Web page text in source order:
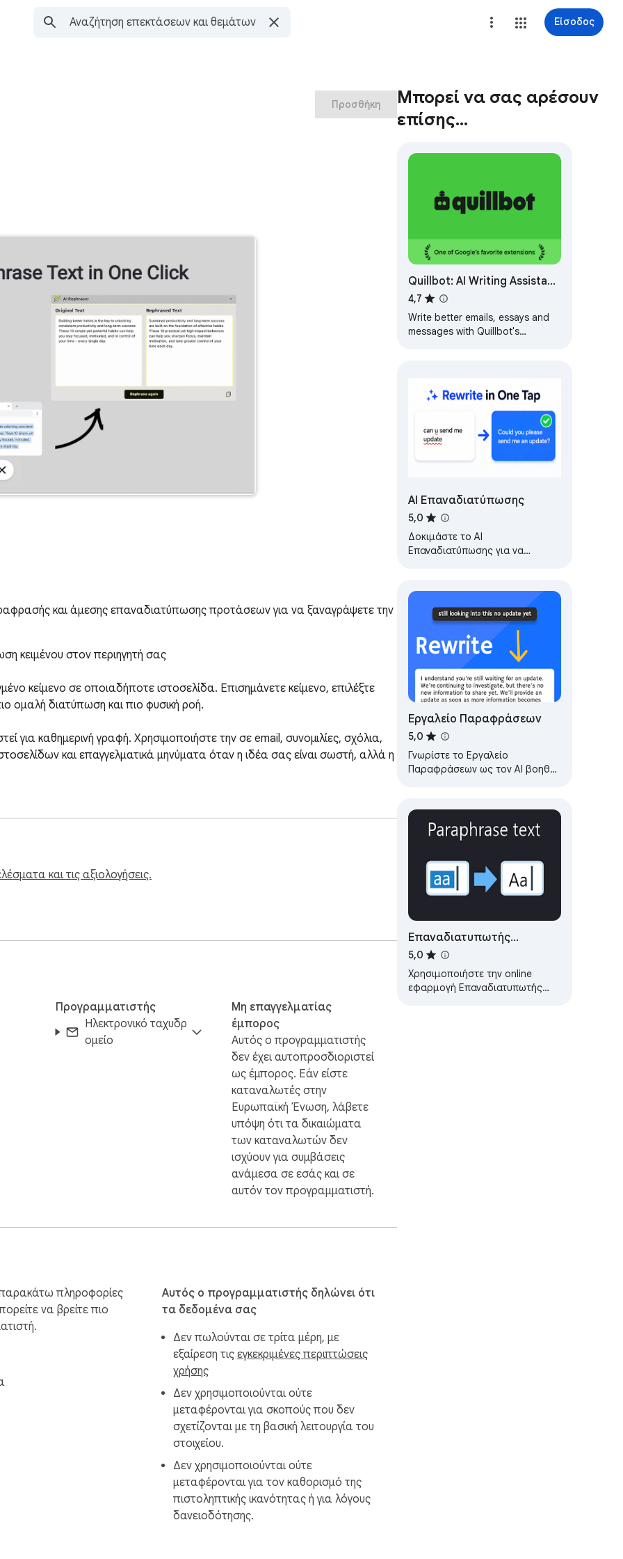
Είσοδος
Προσθήκη
και άμεσης επαναδιατύπωσης προτάσεων για να ξαναγράψετε την
κειμένου στον περιηγητή σας
κείμενο σε οποιαδήποτε ιστοσελίδα. Επισημάνετε κείμενο, επιλέξτε
ομαλή διατύπωση και πιο φυσική ροή.
για καθημερινή γραφή. Χρησιμοποιήστε την σε email, συνομιλίες, σχόλια,
και επαγγελματικά μηνύματα όταν η ιδέα σας είναι σωστή, αλλά η
διατηρεί το νόημά σας ενώ βελτιώνει τη γραμματική, τη δομή,
αρχή
ανάγνωση
επεξεργασίες
φαίνεται λανθασμένη
αλλά όχι εντελώς φυσική. Η ροή εργασίας του ελέγχου γραμματικής και
να αφαιρέσει τις αδέξιες διατυπώσεις και να μετατρέψει το
και τις αξιολογήσεις.
Προγραμματιστής
Ηλεκτρονικό ταχυδρ
ομείο
Μη επαγγελματίας
έμπορος
Αυτός ο προγραμματιστής
δεν έχει αυτοπροσδιοριστεί
ως έμπορος. Εάν είστε
καταναλωτές στην
Ευρωπαϊκή Ένωση, λάβετε
υπόψη ότι τα δικαιώματα
των καταναλωτών δεν
ισχύουν για συμβάσεις
ανάμεσα σε εσάς και σε
αυτόν τον προγραμματιστή.
πληροφορίες
να βρείτε πιο
Αυτός ο προγραμματιστής δηλώνει ότι
τα δεδομένα σας
Δεν πωλούνται σε τρίτα μέρη, με
εξαίρεση τις εγκεκριμένες περιπτώσεις
χρήσης
Δεν χρησιμοποιούνται ούτε
μεταφέρονται για σκοπούς που δεν
σχετίζονται με τη βασική λειτουργία του
στοιχείου.
Δεν χρησιμοποιούνται ούτε
μεταφέρονται για τον καθορισμό της
πιστοληπτικής ικανότητας ή για λόγους
δανειοδότησης.
Μπορεί να σας αρέσουν
επίσης…
Quillbot: AI Writing Assistant
to Grammar Check,
Paraphrase & Translate
4,7
Write better emails, essays and
messages with Quillbot's
AI Επαναδιατύπωσης
5,0
Δοκιμάστε το AI
Επαναδιατύπωσης για να
επαναδιατυπώσετε προτάσεις
με διόρθωση…
Εργαλείο Παραφράσεων
5,0
Γνωρίστε το Εργαλείο
Παραφράσεων ως τον AI βοηθό
βελτιώστε και παραφράστε
κείμενο…
Επαναδιατυπωτής
προτάσεων
5,0
Χρησιμοποιήστε την online
εφαρμογή Επαναδιατυπωτής